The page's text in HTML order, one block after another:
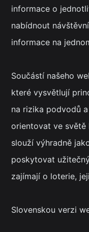
informace o
nabídnout
informace na
Součástí našeho
které vysvětlují
na rizika podvodů
orientovat ve světě
slouží výhradně
poskytovat
zajímají o loterie,
Slovenskou verzi